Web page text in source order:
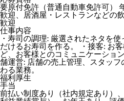
要原付免許（普通自動車免許可）
歓迎、居酒屋・レストランなどの
歓迎
仕事内容
・寿司の調理: 厳選されたネタを
だけるお寿司を作る。 ・接客: お
ど、お客様とのコミュニケーショ
舗運営: 店舗の売上管理、スタッ
わる業務。
福利厚生
手当
前払い制度あり（社内規定あり）